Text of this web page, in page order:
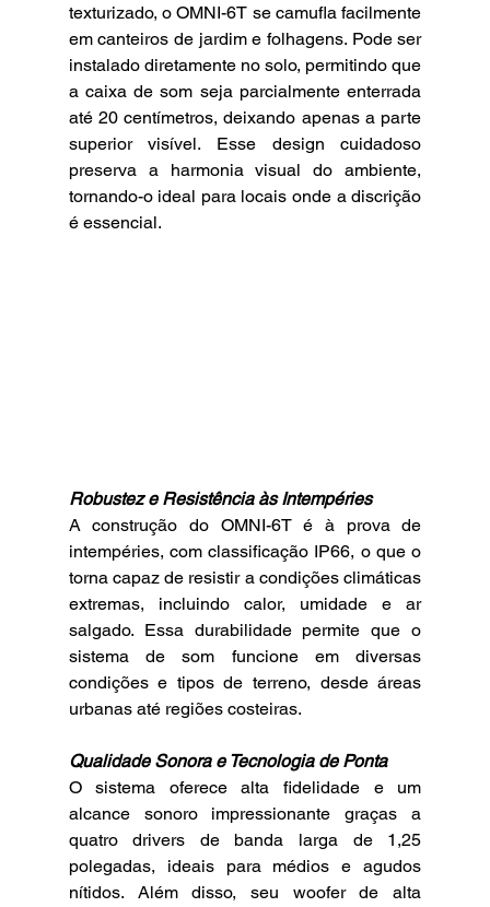
texturizado, o OMNI-6T se camufla facilmente
em canteiros de jardim e folhagens. Pode ser
instalado diretamente no solo, permitindo que
a caixa de som seja parcialmente enterrada
até 20 centímetros, deixando apenas a parte
superior visível. Esse design cuidadoso
preserva a harmonia visual do ambiente,
tornando-o ideal para locais onde a discrição
é essencial.
Robustez e Resistência às Intempéries
A construção do OMNI-6T é à prova de
intempéries, com classificação IP66, o que o
torna capaz de resistir a condições climáticas
extremas, incluindo calor, umidade e ar
salgado. Essa durabilidade permite que o
sistema de som funcione em diversas
condições e tipos de terreno, desde áreas
urbanas até regiões costeiras.
Qualidade Sonora e Tecnologia de Ponta
O sistema oferece alta fidelidade e um
alcance sonoro impressionante graças a
quatro drivers de banda larga de 1,25
polegadas, ideais para médios e agudos
nítidos. Além disso, seu woofer de alta